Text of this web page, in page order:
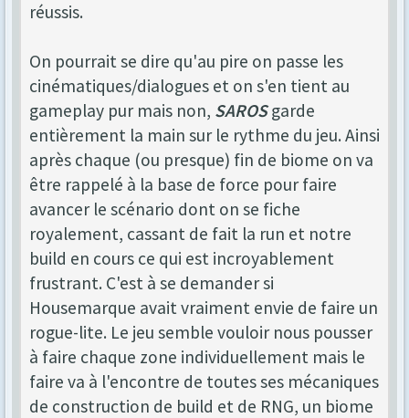
réussis.
On pourrait se dire qu'au pire on passe les
cinématiques/dialogues et on s'en tient au
gameplay pur mais non, SAROSgarde
entièrement la main sur le rythme du jeu. Ainsi
après chaque (ou presque) fin de biome on va
être rappelé à la base de force pour faire
avancer le scénario dont on se fiche
royalement, cassant de fait la run et notre
build en cours ce qui est incroyablement
frustrant. C'est à se demander si
Housemarque avait vraiment envie de faire un
rogue-lite. Le jeu semble vouloir nous pousser
à faire chaque zone individuellement mais le
faire va à l'encontre de toutes ses mécaniques
de construction de build et de RNG, un biome